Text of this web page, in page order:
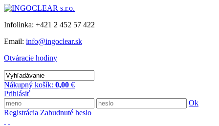
Infolinka: +421 2 452 57 422
Email: info@ingoclear.sk
Otváracie hodiny
Nákupný košík: 0,00 €
Prihlásiť
Ok
Registrácia Zabudnuté heslo